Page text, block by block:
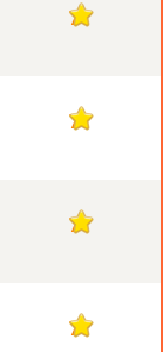
7
7
7
7